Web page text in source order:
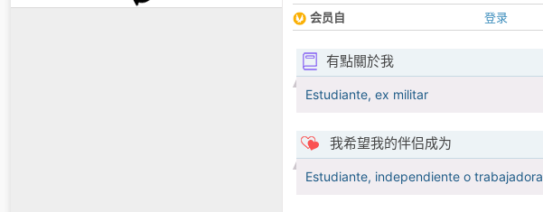
会员自
登录
有點關於我
Estudiante, ex militar
我希望我的伴侣成为
Estudiante, independiente o trabajadora